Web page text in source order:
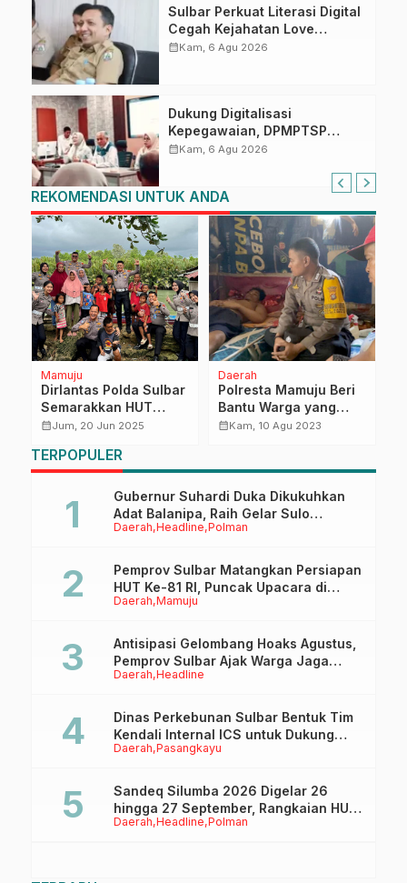
Sulbar Perkuat Literasi Digital
Cegah Kejahatan Love
Scamming
calendar_monthKam, 6 Agu 2026
Dukung Digitalisasi
Kepegawaian, DPMPTSP
Sulbar Siap Terapkan Aplikasi
calendar_monthKam, 6 Agu 2026
REKOMENDASI UNTUK ANDA
Mamuju
Dirlantas Polda Sulbar
Semarakkan HUT
Bhayangkara ke-79
dan Kampanye
Keselamatan
Berkendara
calendar_monthJum, 20 Jun 2025
Daerah
Polresta Mamuju Beri
Bantu Warga yang
Terbaring Sakit Akibat
calendar_monthKam, 10 Agu 2023
TERPOPULER
Daerah Headline Polman
Gubernur Suhardi Duka Dikukuhkan
Adat Balanipa, Raih Gelar Sulo
Tappidena
Daerah Mamuju
Pemprov Sulbar Matangkan Persiapan
HUT Ke-81 RI, Puncak Upacara di
Lapangan Ahmad Kirang
Daerah Headline
Antisipasi Gelombang Hoaks Agustus,
Pemprov Sulbar Ajak Warga Jaga
Ruang Digital
Daerah Pasangkayu
Dinas Perkebunan Sulbar Bentuk Tim
Kendali Internal ICS untuk Dukung
Sertifikasi ISPO Pekebun di
Daerah Headline Polman
Sandeq Silumba 2026 Digelar 26
hingga 27 September, Rangkaian HUT
Sulbar